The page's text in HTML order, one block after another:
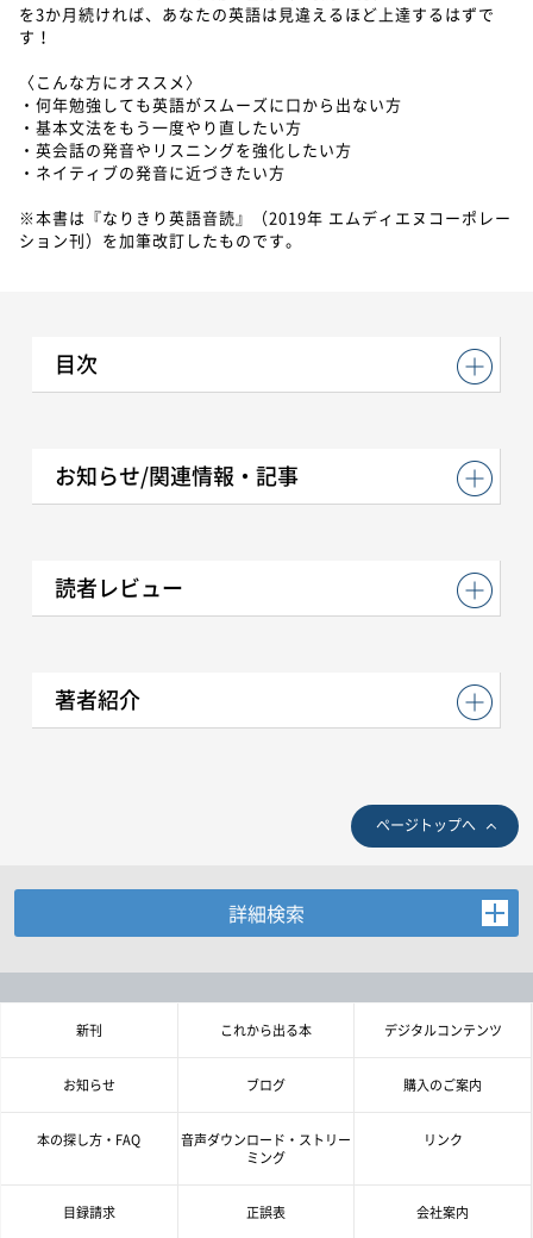
を3か月続ければ、あなたの英語は見違えるほど上達するはずで
す！
〈こんな方にオススメ〉
・何年勉強しても英語がスムーズに口から出ない方
・基本文法をもう一度やり直したい方
・英会話の発音やリスニングを強化したい方
・ネイティブの発音に近づきたい方
※本書は『なりきり英語音読』（2019年 エムディエヌコーポレー
ション刊）を加筆改訂したものです。
目次
お知らせ/関連情報・記事
読者レビュー
著者紹介
ページトップへ
詳細検索
情報を入力、選択後検索ボタンを押してください。
新刊 これから出る本 デジタルコンテンツ
お知らせ ブログ 購入のご案内
本の探し方・FAQ
音声ダウンロード・ストリー
ミング
リンク
目録請求 正誤表 会社案内